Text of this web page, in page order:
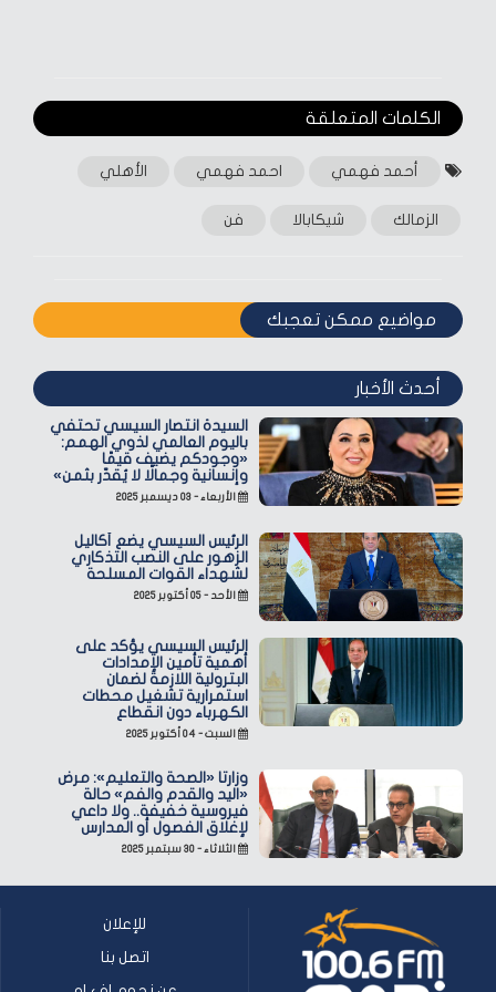
الكلمات المتعلقة‎
أحمد فهمي احمد فهمي الأهلي
الزمالك شيكابالا فن
مواضيع ممكن تعجبك
أحدث الأخبار
السيدة انتصار السيسي تحتفي
باليوم العالمي لذوي الهمم:
«وجودكم يضيف قيمًا
وإنسانية وجمالًا لا يُقدّر بثمن»
الأربعاء - ٠٣ ديسمبر ٢٠٢٥
الرئيس السيسي يضع أكاليل
الزهور على النصب التذكاري
لشهداء القوات المسلحة
الأحد - ٠٥ أكتوبر ٢٠٢٥
الرئيس السيسي يؤكد على
أهمية تأمين الإمدادات
البترولية اللازمة لضمان
استمرارية تشغيل محطات
الكهرباء دون انقطاع
السبت - ٠٤ أكتوبر ٢٠٢٥
وزارتا «الصحة والتعليم»: مرض
«اليد والقدم والفم» حالة
فيروسية خفيفة.. ولا داعي
لإغلاق الفصول أو المدارس
الثلاثاء - ٣٠ سبتمبر ٢٠٢٥
للإعلان
اتصل بنا